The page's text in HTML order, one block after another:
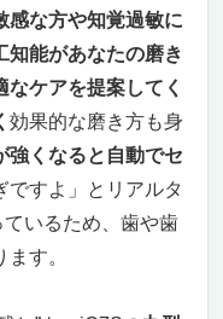
感な方や知覚過敏に
知能があなたの磨き
ケアを提案してく
効果的な磨き方も身
強くなると自動でセ
ですよ」とリアルタ
いるため、歯や歯
す。